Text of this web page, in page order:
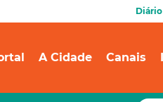
A Cidade Canais